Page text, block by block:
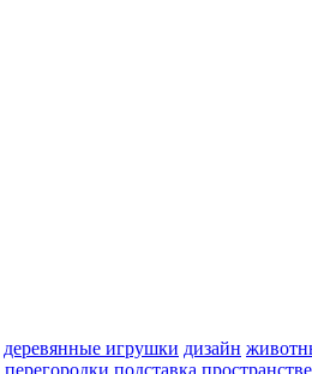
деревянные игрушки дизайн
перегородки подставка